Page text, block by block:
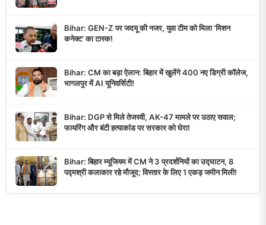
Bihar: GEN-Z पर जदयू की नजर, युवा टीम को मिला ‘मिशन
कनेक्ट’ का टास्क!
Bihar: CM का बड़ा ऐलान: बिहार में खुलेंगे 400 नए डिग्री कॉलेज,
भागलपुर में AI यूनिवर्सिटी!
Bihar: DGP से मिले तेजस्वी, AK-47 मामले पर उठाए सवाल;
फायरिंग और बंटी हत्याकांड पर सरकार को घेरा!
Bihar: बिहार म्यूजियम में CM ने 3 प्रदर्शनियों का उद्घाटन, 8
पद्मश्री कलाकार रहे मौजूद; विस्तार के लिए 1 एकड़ जमीन मिली!